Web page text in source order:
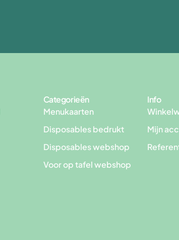
Categorieën
Menukaarten
Disposables bedrukt
Disposables webshop
Voor op tafel webshop
Info
Mijn